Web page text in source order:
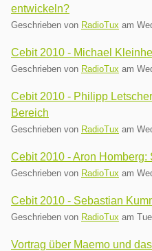
entwickeln?
Geschrieben von RadioTux am
Cebit 2010 - Michael
Geschrieben von RadioTux am
Cebit 2010 - Philipp
Bereich
Geschrieben von RadioTux am
Cebit 2010 - Aron Homberg:
Geschrieben von RadioTux am
Cebit 2010 - Sebastian
Geschrieben von RadioTux am
Vortrag über Maemo und